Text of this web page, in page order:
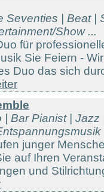
Seventies | Beat |
Show ...
für
Sie Feiern -
Duo das sich
| Bar Pianist | Jazz
junger
auf Ihren
und